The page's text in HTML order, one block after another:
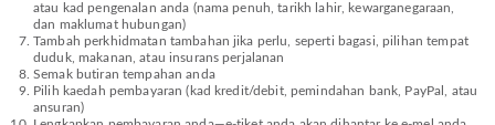
atau kad pengenalan anda (nama penuh, tarikh lahir, kewarganegaraan,
dan maklumat hubungan)
Tambah perkhidmatan tambahan jika perlu, seperti bagasi, pilihan tempat
duduk, makanan, atau insurans perjalanan
Semak butiran tempahan anda
Pilih kaedah pembayaran (kad kredit/debit, pemindahan bank, PayPal, atau
ansuran)